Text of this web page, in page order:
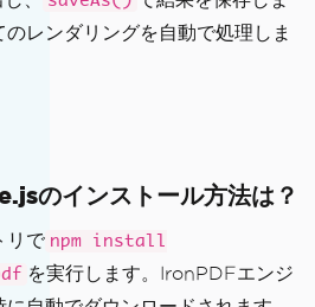
レンダリングを自動で処理しま
のインストール方法は？
リで npm install
を実行します。IronPDFエンジ